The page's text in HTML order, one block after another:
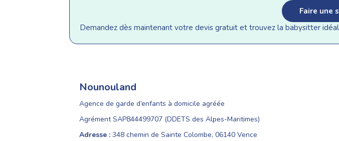
Faire une
Demandez dès maintenant votre devis gratuit et trouvez la babysitter
Nounouland
Agence de garde d’enfants à domicile agréée
Agrément SAP844499707 (DDETS des Alpes-Maritimes)
Adresse : 348 chemin de Sainte Colombe, 06140 Vence